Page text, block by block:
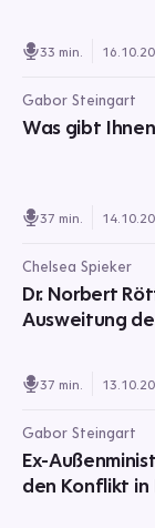
33 min.
Gabor Steingart
Was gibt
37 min.
Chelsea Spieker
Dr. Norbert
Ausweitung
37 min.
Gabor Steingart
Ex-
den Konflikt in